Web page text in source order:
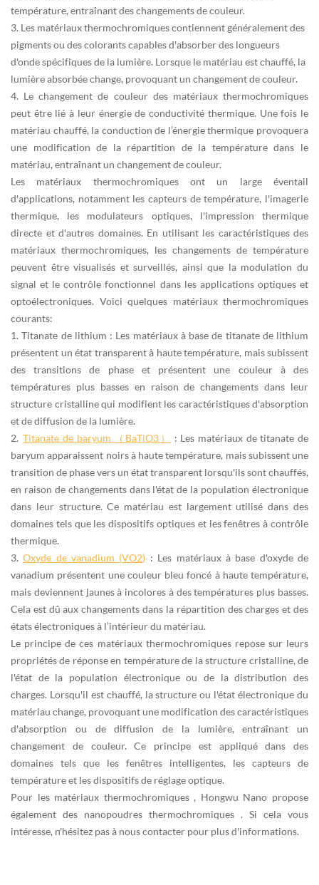
température, entraînant des changements de couleur.
3. Les matériaux thermochromiques contiennent généralement des
pigments ou des colorants capables d'absorber des longueurs
d'onde spécifiques de la lumière. Lorsque le matériau est chauffé, la
lumière absorbée change, provoquant un changement de couleur.
4. Le changement de couleur des matériaux thermochromiques
peut être lié à leur énergie de conductivité thermique. Une fois le
matériau chauffé, la conduction de l’énergie thermique provoquera
une modification de la répartition de la température dans le
matériau, entraînant un changement de couleur.
Les matériaux thermochromiques ont un large éventail
d'applications, notamment les capteurs de température, l'imagerie
thermique, les modulateurs optiques, l'impression thermique
directe et d'autres domaines. En utilisant les caractéristiques des
matériaux thermochromiques, les changements de température
peuvent être visualisés et surveillés, ainsi que la modulation du
signal et le contrôle fonctionnel dans les applications optiques et
optoélectroniques. Voici quelques matériaux thermochromiques
courants :
1. Titanate de lithium : Les matériaux à base de titanate de lithium
présentent un état transparent à haute température, mais subissent
des transitions de phase et présentent une couleur à des
températures plus basses en raison de changements dans leur
structure cristalline qui modifient les caractéristiques d'absorption
et de diffusion de la lumière.
2.Titanate de baryum （BaTiO3）
: Les matériaux de titanate de
baryum apparaissent noirs à haute température, mais subissent une
transition de phase vers un état transparent lorsqu'ils sont chauffés,
en raison de changements dans l'état de la population électronique
dans leur structure. Ce matériau est largement utilisé dans des
domaines tels que les dispositifs optiques et les fenêtres à contrôle
thermique.
3.Oxyde de vanadium (VO2) : Les matériaux à base d'oxyde de
vanadium présentent une couleur bleu foncé à haute température,
mais deviennent jaunes à incolores à des températures plus basses.
Cela est dû aux changements dans la répartition des charges et des
états électroniques à l’intérieur du matériau.
Le principe de ces matériaux thermochromiques repose sur leurs
propriétés de réponse en température de la structure cristalline, de
l'état de la population électronique ou de la distribution des
charges. Lorsqu'il est chauffé, la structure ou l'état électronique du
matériau change, provoquant une modification des caractéristiques
d'absorption ou de diffusion de la lumière, entraînant un
changement de couleur. Ce principe est appliqué dans des
domaines tels que les fenêtres intelligentes, les capteurs de
température et les dispositifs de réglage optique.
Pour les matériaux thermochromiques, Hongwu Nano propose
également des nanopoudres thermochromiques . Si cela vous
intéresse, n'hésitez pas à nous contacter pour plus d'informations.